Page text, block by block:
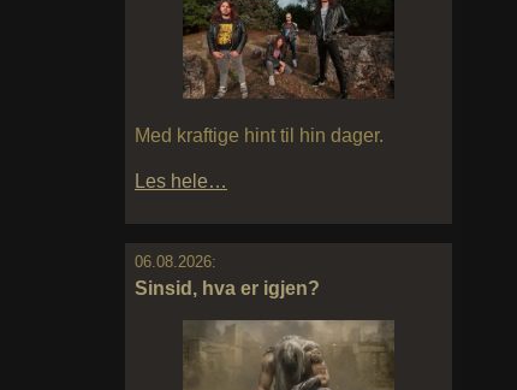
Med kraftige hint til hin dager.
Les hele…
06.08.2026:
Sinsid, hva er igjen?